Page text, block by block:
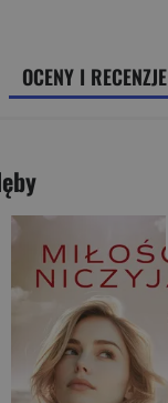
OCENY I RECENZJE